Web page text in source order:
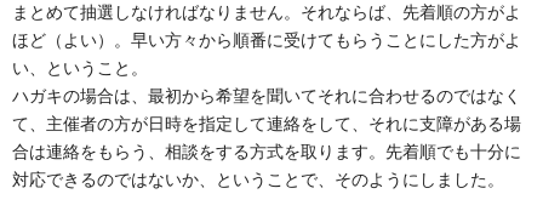
まとめて抽選しなければなりません。それならば、先着順の方がよ
ほど（よい）。早い方々から順番に受けてもらうことにした方がよ
い、ということ。
ハガキの場合は、最初から希望を聞いてそれに合わせるのではなく
て、主催者の方が日時を指定して連絡をして、それに支障がある場
合は連絡をもらう、相談をする方式を取ります。先着順でも十分に
対応できるのではないか、ということで、そのようにしました。